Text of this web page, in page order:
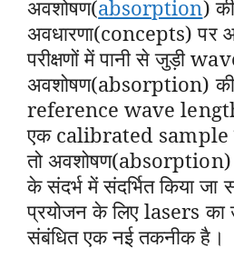
अवशोषण(absorption) की
अवधारणा(concepts) पर
परीक्षणों में पानी से जुड़ी
अवशोषण(absorption)
reference wave
एक calibrated sample की
तो अवशोषण(absorption)
के संदर्भ में संदर्भित किया
प्रयोजन के लिए lasers का
संबंधित एक नई तकनीक है।